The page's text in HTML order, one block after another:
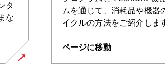
タ
な
ムを通じて、消耗品や機器
イクルの方法をご紹介しま
ページに移動